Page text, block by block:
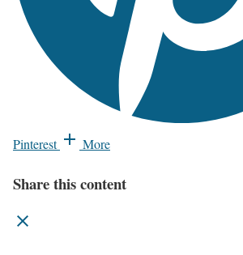
Pinterest More
Share this content